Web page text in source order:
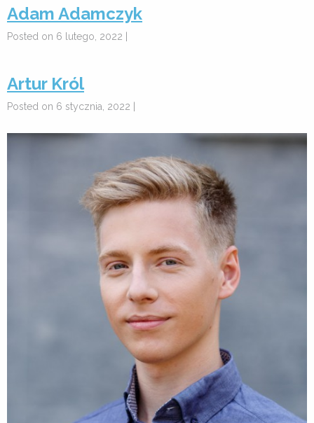
Adam Adamczyk
Posted on 6 lutego, 2022 |
Artur Król
Posted on 6 stycznia, 2022 |